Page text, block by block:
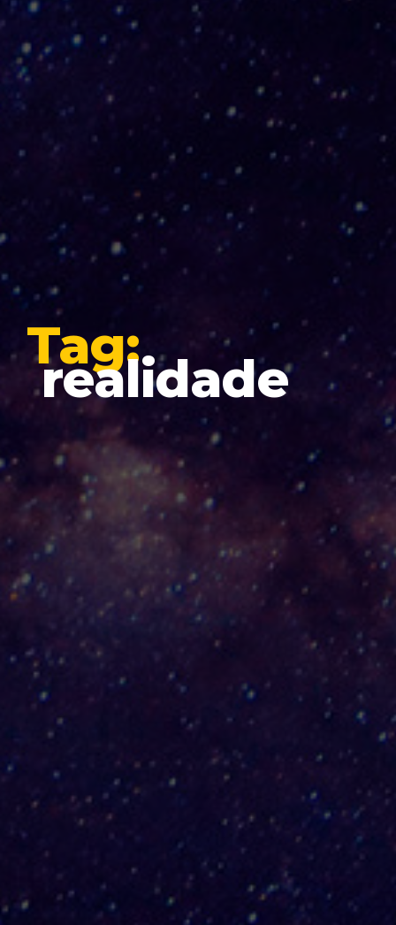
Tag:
realidade